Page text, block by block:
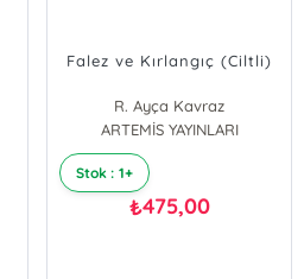
Falez ve Kırlangıç (Ciltli)
R. Ayça Kavraz
ARTEMİS YAYINLARI
Stok : 1+
₺475,00